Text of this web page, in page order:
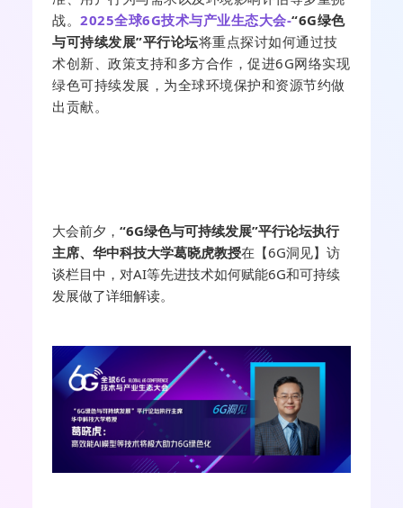
战。2025全球6G技术与产业生态大会-“6G绿色
与可持续发展”平行论坛将重点探讨如何通过技
术创新、政策支持和多方合作，促进6G网络实现
绿色可持续发展，为全球环境保护和资源节约做
出贡献。
大会前夕，“6G绿色与可持续发展”平行论坛执行
主席、华中科技大学葛晓虎教授在【6G洞见】访
谈栏目中，对AI等先进技术如何赋能6G和可持续
发展做了详细解读。